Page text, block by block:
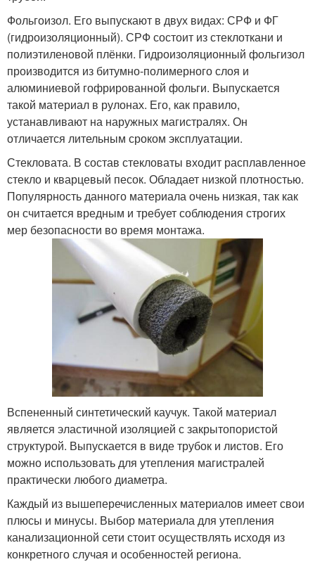
Фольгоизол. Его выпускают в двух видах: СРФ и ФГ
(гидроизоляционный). СРФ состоит из стеклоткани и
полиэтиленовой плёнки. Гидроизоляционный фольгизол
производится из битумно-полимерного слоя и
алюминиевой гофрированной фольги. Выпускается
такой материал в рулонах. Его, как правило,
устанавливают на наружных магистралях. Он
отличается лительным сроком эксплуатации.
Стекловата. В состав стекловаты входит расплавленное
стекло и кварцевый песок. Обладает низкой плотностью.
Популярность данного материала очень низкая, так как
он считается вредным и требует соблюдения строгих
мер безопасности во время монтажа.
Вспененный синтетический каучук. Такой материал
является эластичной изоляцией с закрытопористой
структурой. Выпускается в виде трубок и листов. Его
можно использовать для утепления магистралей
практически любого диаметра.
Каждый из вышеперечисленных материалов имеет свои
плюсы и минусы. Выбор материала для утепления
канализационной сети стоит осуществлять исходя из
конкретного случая и особенностей региона.